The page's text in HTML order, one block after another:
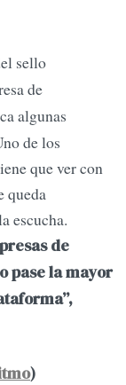
sello
de
algunas
de los
que ver con
queda
escucha.
de
pase la mayor
)